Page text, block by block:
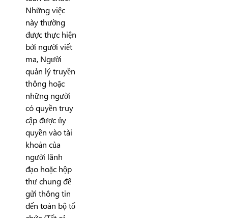
Những việc
này thường
được thực hiện
bởi người viết
ma, Người
quản lý truyền
thông hoặc
những người
có quyền truy
cập được ủy
quyền vào tài
khoản của
người lãnh
đạo hoặc hộp
thư chung để
gửi thông tin
đến toàn bộ tổ